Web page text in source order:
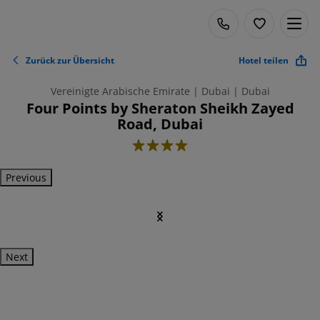
Zurück zur Übersicht Hotel teilen
Vereinigte Arabische Emirate | Dubai | Dubai
Four Points by Sheraton Sheikh Zayed
Road, Dubai
4
Previous
Next